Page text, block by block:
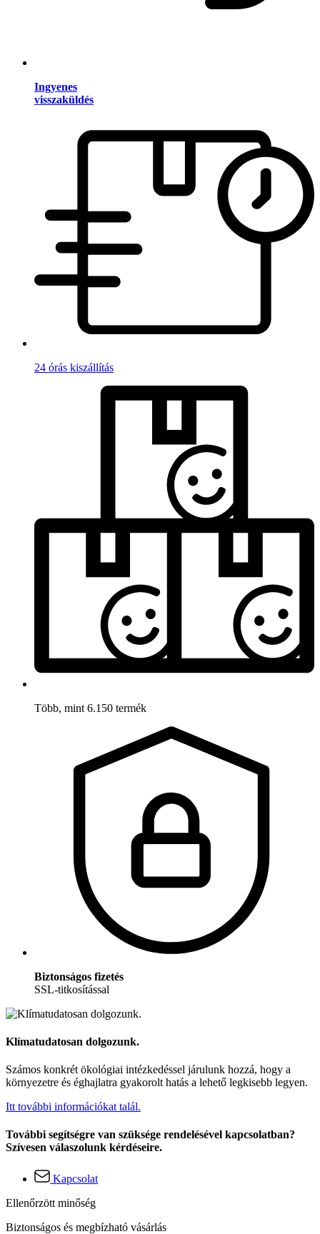
Ingyenes
visszaküldés
24 órás kiszállítás
Több, mint 6.150 termék
Biztonságos fizetés
SSL-titkosítással
Klímatudatosan dolgozunk.
Számos konkrét ökológiai intézkedéssel járulunk hozzá, hogy a
környezetre és éghajlatra gyakorolt hatás a lehető legkisebb legyen.
Itt további információkat talál.
További segítségre van szüksége rendelésével kapcsolatban?
Szívesen válaszolunk kérdéseire.
Kapcsolat
Ellenőrzött minőség
Biztonságos és megbízható vásárlás